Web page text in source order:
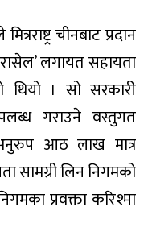
चीनबाट प्रदान
लगायत सहायता
थियो । सो सरकारी
गराउने वस्तुगत
आठ लाख मात्र
सामग्री लिन निगमको
प्रवक्ता करिश्मा